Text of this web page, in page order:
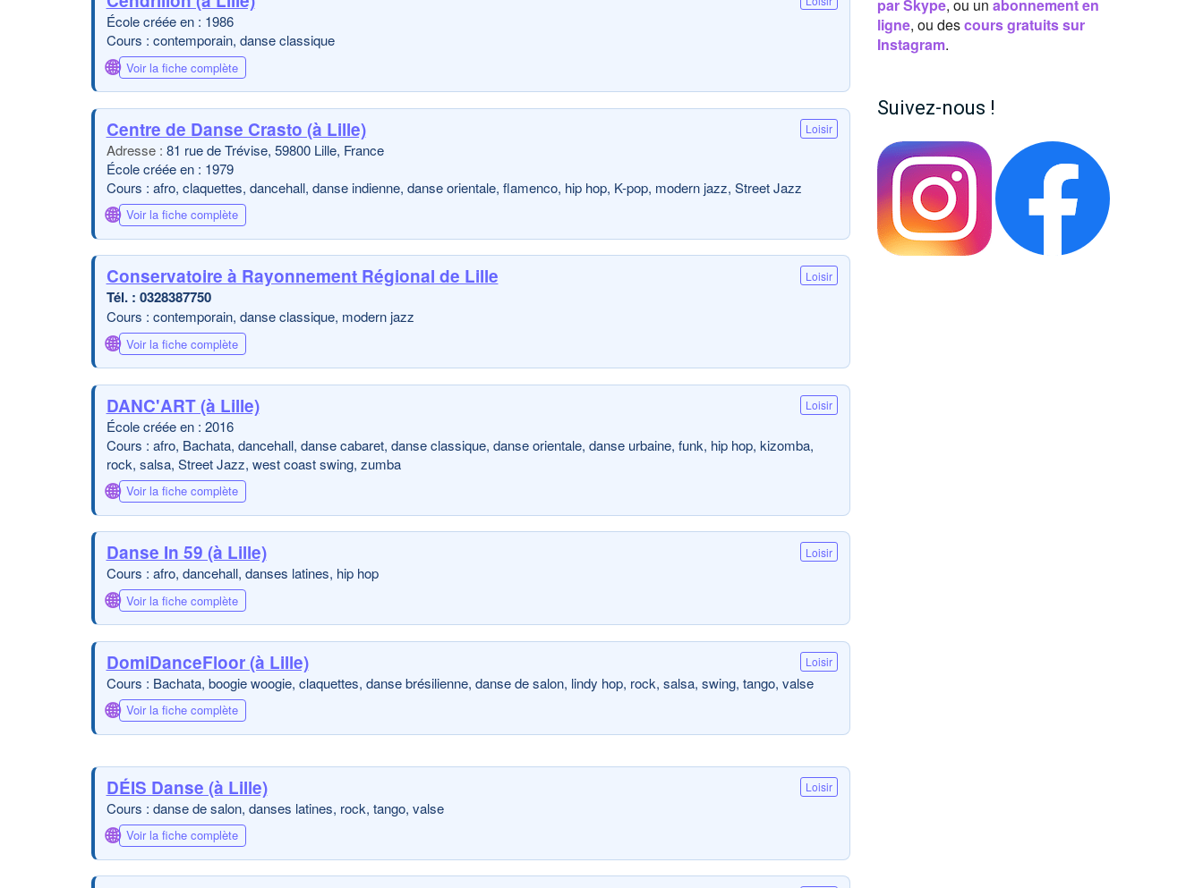
École créée en : 1986
Cours : contemporain, danse classique
🌐 Voir la fiche complète
Centre de Danse Crasto (à Lille) Loisir
81 rue de Trévise, 59800 Lille, France
École créée en : 1979
Cours : afro, claquettes, dancehall, danse indienne, danse orientale, flamenco, hip hop, K-pop, modern jazz, Street Jazz
🌐 Voir la fiche complète
Conservatoire à Rayonnement Régional de Lille Loisir
0328387750
Cours : contemporain, danse classique, modern jazz
🌐 Voir la fiche complète
DANC'ART (à Lille) Loisir
École créée en : 2016
Cours : afro, Bachata, dancehall, danse cabaret, danse classique, danse orientale, danse urbaine, funk, hip hop, kizomba,
rock, salsa, Street Jazz, west coast swing, zumba
🌐 Voir la fiche complète
Danse In 59 (à Lille) Loisir
Cours : afro, dancehall, danses latines, hip hop
🌐 Voir la fiche complète
DomiDanceFloor (à Lille) Loisir
Cours : Bachata, boogie woogie, claquettes, danse brésilienne, danse de salon, lindy hop, rock, salsa, swing, tango, valse
🌐 Voir la fiche complète
DÉIS Danse (à Lille) Loisir
Cours : danse de salon, danses latines, rock, tango, valse
🌐 Voir la fiche complète
par Skype, ou un abonnement en
ligne, ou descours gratuits sur
Instagram.
Suivez-nous !